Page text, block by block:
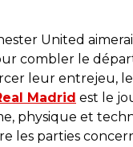
United
combler le
leur entrejeu,
Madrid est le
physique et
les parties